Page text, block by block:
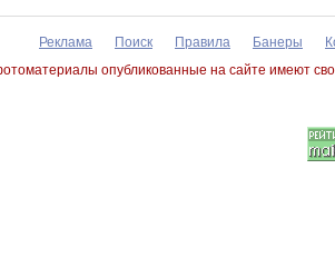
Реклама Поиск Правила Банеры
опубликованные на сайте имеют